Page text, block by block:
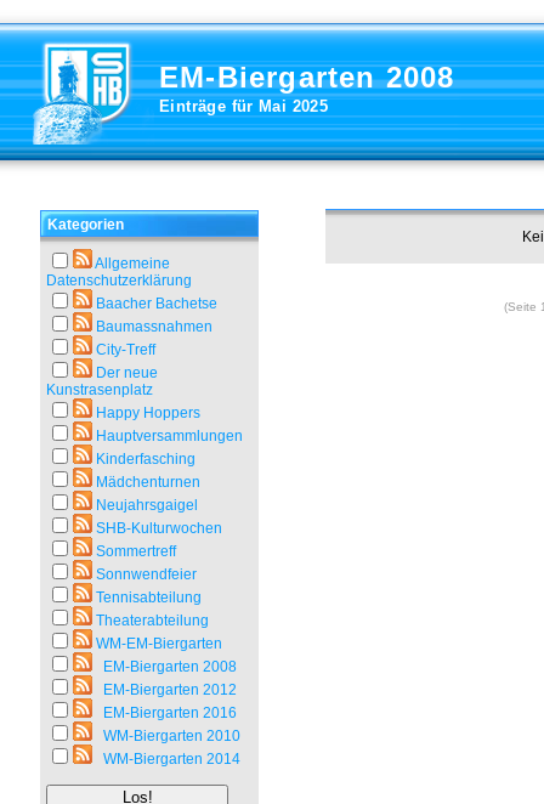
EM-Biergarten 2008
Einträge für Mai 2025
Kategorien
Allgemeine
Datenschutzerklärung
Baacher Bachetse
Baumassnahmen
City-Treff
Der neue
Kunstrasenplatz
Happy Hoppers
Hauptversammlungen
Kinderfasching
Mädchenturnen
Neujahrsgaigel
SHB-Kulturwochen
Sommertreff
Sonnwendfeier
Tennisabteilung
Theaterabteilung
WM-EM-Biergarten
EM-Biergarten 2008
EM-Biergarten 2012
EM-Biergarten 2016
WM-Biergarten 2010
WM-Biergarten 2014
(Seite